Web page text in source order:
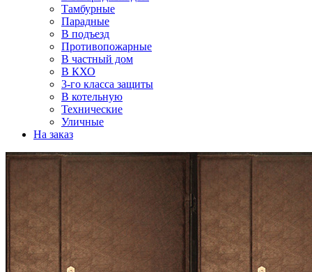
Тамбурные
Парадные
В подъезд
Противопожарные
В частный дом
В КХО
3-го класса защиты
В котельную
Технические
Уличные
На заказ